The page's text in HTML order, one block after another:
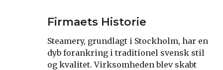
Firmaets Historie
Steamery, grundlagt i Stockholm, har en
dyb forankring i traditionel svensk stil
og kvalitet. Virksomheden blev skabt